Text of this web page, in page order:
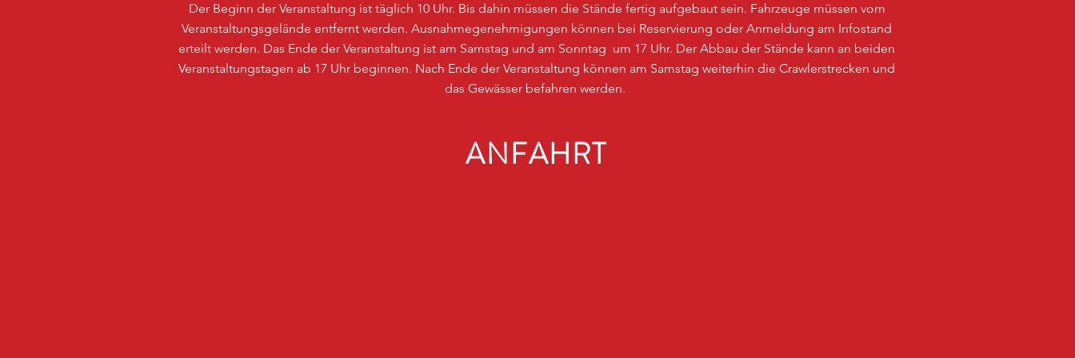
Der Beginn der Veranstaltung ist täglich 10 Uhr. Bis dahin müssen die Stände fertig aufgebaut sein. Fahrzeuge müssen vom
Veranstaltungsgelände entfernt werden. Ausnahmegenehmigungen können bei Reservierung oder Anmeldung am Infostand
erteilt werden. Das Ende der Veranstaltung ist am Samstag und am Sonntag um 17 Uhr. Der Abbau der Stände kann an beiden
Veranstaltungstagen ab 17 Uhr beginnen. Nach Ende der Veranstaltung können am Samstag weiterhin die Crawlerstrecken und
das Gewässer befahren werden.
ANFAHRT